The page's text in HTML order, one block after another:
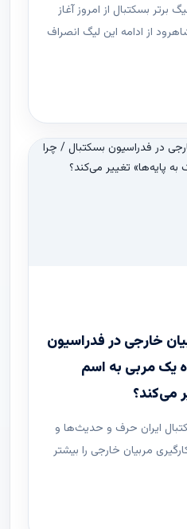
‌برتر بسکتبال از امروز آغاز
از ادامه این لیگ انصراف
خارجی در فدراسیون
/ چرا هر 6 ماه یک مربی به اسم
می‌کند؟
ایران حرف و حدیث‌ها و
مربیان خارجی را بیشتر